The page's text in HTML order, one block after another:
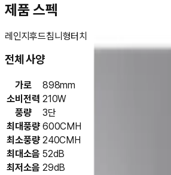
제품 스펙
레인지후드침니형터치
전체 사양
가로
898mm
소비전력 210W
풍량
3단
최대풍량 600CMH
최소풍량 240CMH
최대소음 52dB
최저소음 29dB